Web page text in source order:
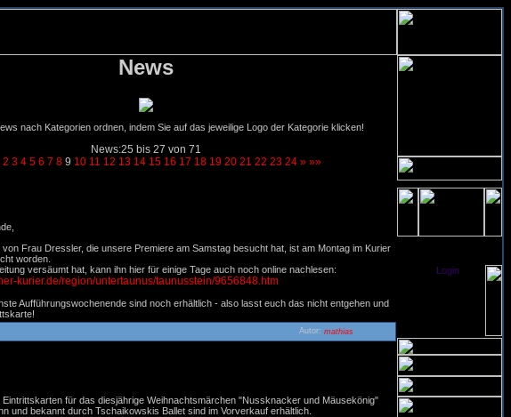
News
nach Kategorien ordnen, indem Sie auf das jeweilige Logo der Kategorie klicken!
News:25 bis 27 von 71
2 3 4 5 6 7 8 9 10 11 12 13 14 15 16 17 18 19 20 21 22 23 24 » »»
Frau Dressler, die unsere Premiere am Samstag besucht hat, ist am Montag im Kurier
worden.
versäumt hat, kann ihn hier für einige Tage auch noch online nachlesen:
kurier.de/region/untertaunus/taunusstein/9656848.htm
Aufführungswochenende sind noch erhältlich - also lasst euch das nicht entgehen und
Autor: mathias
Eintrittskarten für das diesjährige Weihnachtsmärchen "Nussknacker und Mäusekönig"
und bekannt durch Tschaikowskis Ballet sind im Vorverkauf erhältlich.
Login]